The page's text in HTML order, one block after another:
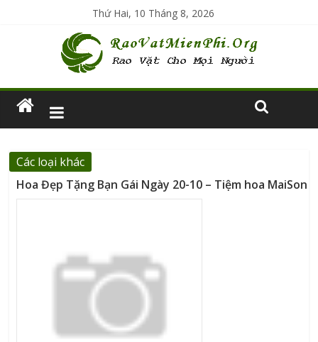
Thứ Hai, 10 Tháng 8, 2026
Các loại khác
Hoa Đẹp Tặng Bạn Gái Ngày 20-10 – Tiệm hoa MaiSon